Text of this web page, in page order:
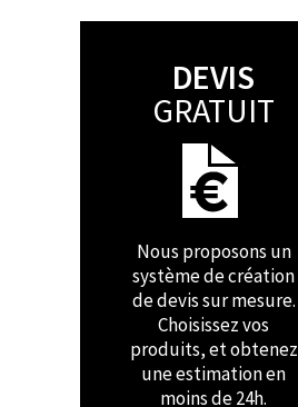
DEVIS
GRATUIT
Nous proposons un
système de création
de devis sur mesure.
Choisissez vos
produits, et obtenez
une estimation en
moins de 24h.